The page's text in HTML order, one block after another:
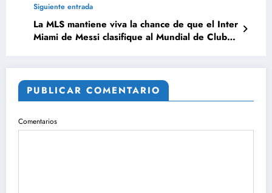
Siguiente entrada
La MLS mantiene viva la chance de que el Inter
Miami de Messi clasifique al Mundial de Clubes
PUBLICAR COMENTARIO
Comentarios